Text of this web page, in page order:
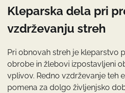
Kleparska dela pri
vzdrževanju streh
Pri obnovah streh je kleparstvo
obrobe in žlebovi izpostavljeni
vplivov. Redno vzdrževanje teh
pomena za dolgo življenjsko